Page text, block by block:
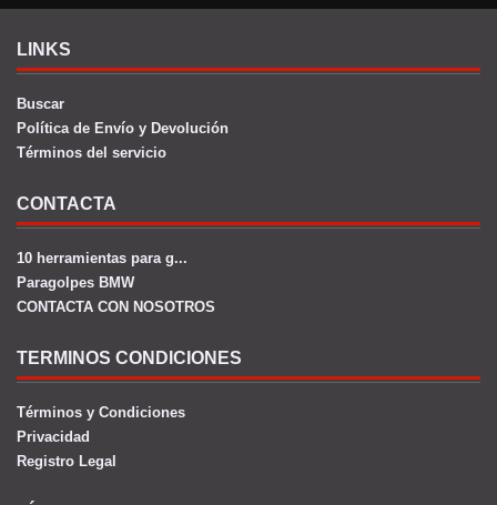
LINKS
Buscar
Política de Envío y Devolución
Términos del servicio
CONTACTA
10 herramientas para g...
Paragolpes BMW
CONTACTA CON NOSOTROS
TERMINOS CONDICIONES
Términos y Condiciones
Privacidad
Registro Legal